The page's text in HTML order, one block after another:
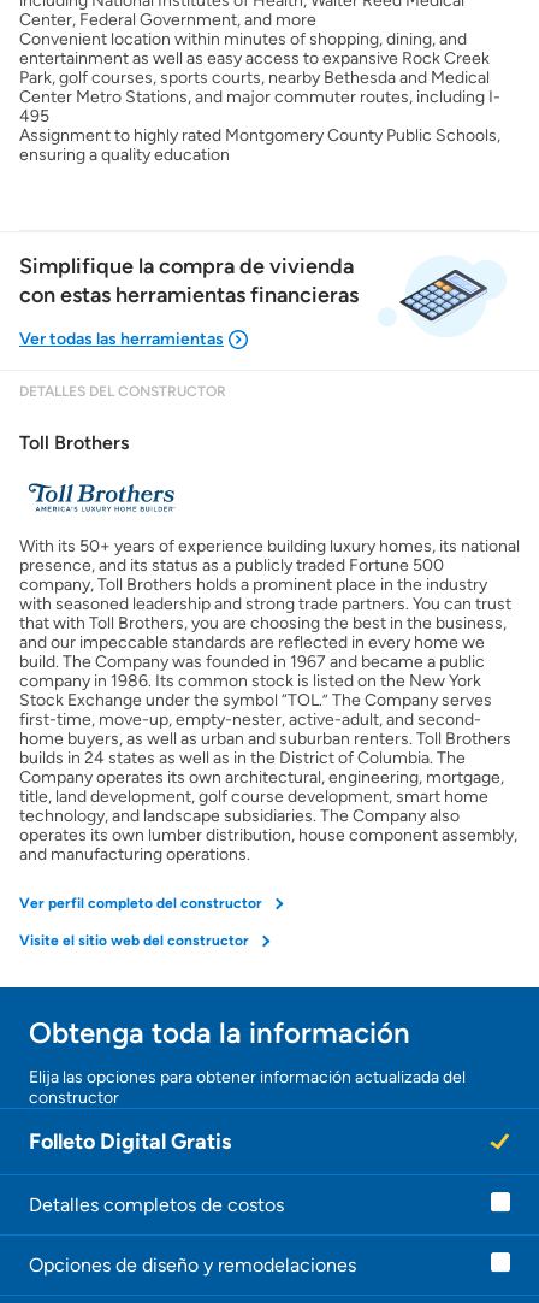
Center, Federal Government, and more
Convenient location within minutes of shopping, dining, and
entertainment as well as easy access to expansive Rock Creek
Park, golf courses, sports courts, nearby Bethesda and Medical
Center Metro Stations, and major commuter routes, including I-
495
Assignment to highly rated Montgomery County Public Schools,
ensuring a quality education
Simplifique la compra de vivienda
con estas herramientas financieras
Obtener mi puntaje de crédito
Calcular mi hipoteca
Obtener Aprobación Previa
Preparar mi casa para la venta
Seguro de propietarios
Obtener ofertas por mi casa
DETALLES DEL CONSTRUCTOR
Toll Brothers
With its 50+ years of experience building luxury homes, its national
presence, and its status as a publicly traded Fortune 500
company, Toll Brothers holds a prominent place in the industry
with seasoned leadership and strong trade partners. You can trust
that with Toll Brothers, you are choosing the best in the business,
and our impeccable standards are reflected in every home we
build. The Company was founded in 1967 and became a public
company in 1986. Its common stock is listed on the New York
Stock Exchange under the symbol “TOL.” The Company serves
first-time, move-up, empty-nester, active-adult, and second-
home buyers, as well as urban and suburban renters. Toll Brothers
builds in 24 states as well as in the District of Columbia. The
Company operates its own architectural, engineering, mortgage,
title, land development, golf course development, smart home
technology, and landscape subsidiaries. The Company also
operates its own lumber distribution, house component assembly,
and manufacturing operations.
Ver perfil completo del constructor
Visite el sitio web del constructor
¡Gracias!
¡
n
e
e
Obtenga toda la información
Elija las opciones para obtener información actualizada del
constructor
Folleto Digital Gratis
Detalles completos de costos
Opciones de diseño y remodelaciones